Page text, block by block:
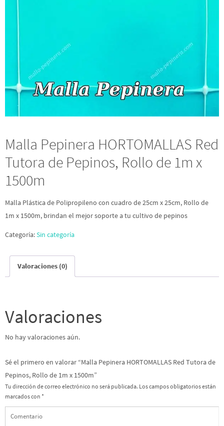
Malla Pepinera HORTOMALLAS Red
Tutora de Pepinos, Rollo de 1m x
1500m
Malla Plástica de Polipropileno con cuadro de 25cm x 25cm, Rollo de
1m x 1500m, brindan el mejor soporte a tu cultivo de pepinos
Categoría:Sin categoría
Valoraciones (0)
Valoraciones
No hay valoraciones aún.
Sé el primero en valorar “Malla Pepinera HORTOMALLAS Red Tutora de
Pepinos, Rollo de 1m x 1500m”
Tu dirección de correo electrónico no será publicada. Los campos obligatorios están
marcados con *